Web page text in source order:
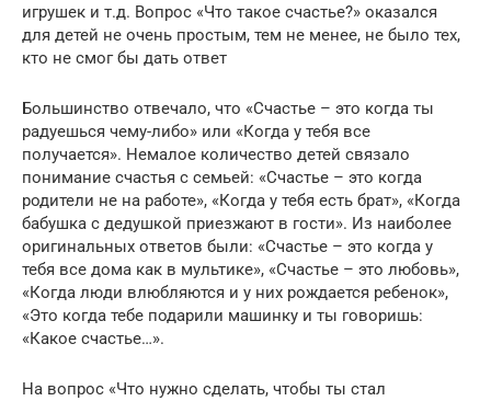
игрушек и т.д. Вопрос «Что такое счастье?» оказался
для детей не очень простым, тем не менее, не было тех,
кто не смог бы дать ответ
Большинство отвечало, что «Счастье – это когда ты
радуешься чему-либо» или «Когда у тебя все
получается». Немалое количество детей связало
понимание счастья с семьей: «Счастье – это когда
родители не на работе», «Когда у тебя есть брат», «Когда
бабушка с дедушкой приезжают в гости». Из наиболее
оригинальных ответов были: «Счастье – это когда у
тебя все дома как в мультике», «Счастье – это любовь»,
«Когда люди влюбляются и у них рождается ребенок»,
«Это когда тебе подарили машинку и ты говоришь:
«Какое счастье…».
На вопрос «Что нужно сделать, чтобы ты стал